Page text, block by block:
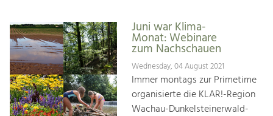
Juni war Klima-
Monat: Webinare
zum Nachschauen
Wednesday, 04 August 2021
Immer montags zur Primetime
organisierte die KLAR!-Region
Wachau-Dunkelsteinerwald-